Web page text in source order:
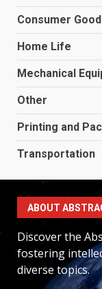
Consumer
Home Life
Mechanical
Other
Printing and
Transportation
ABOUT
Discover the
fostering
diverse topics.